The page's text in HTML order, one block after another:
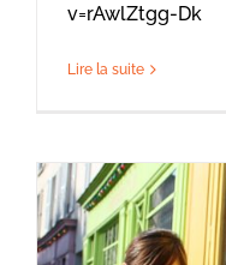
v=rAwlZtgg-Dk
Lire la suite